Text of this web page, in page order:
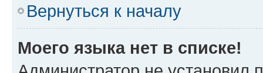
Вернуться к началу
Моего языка нет в списке!